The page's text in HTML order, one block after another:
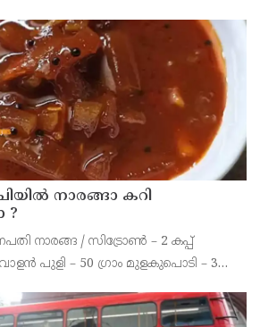
നാരങ്ങാ കറി
?
നാരങ്ങ / സിട്രോൺ – 2 കപ്പ്
പുളി – 50 ഗ്രാം മുളകുപൊടി – 3
– 10 മുതൽ